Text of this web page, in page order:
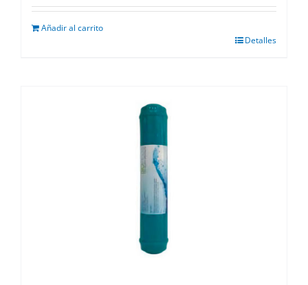
Añadir al carrito
Detalles